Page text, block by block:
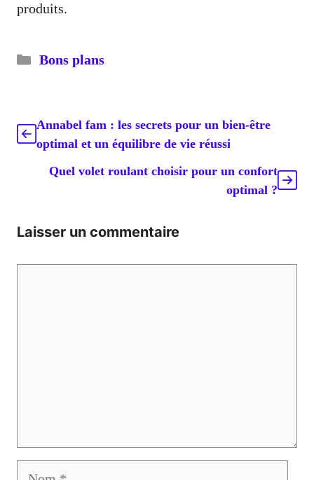
produits.
Catégories
Bons plans
Annabel fam : les secrets pour un bien-être
optimal et un équilibre de vie réussi
Quel volet roulant choisir pour un confort
optimal ?
Laisser un commentaire